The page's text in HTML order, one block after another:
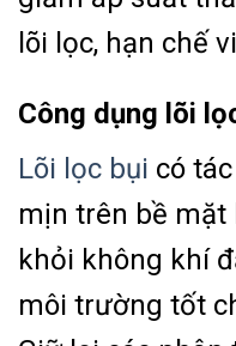
lõi lọc, hạn chế
Công dụng lõi
Lõi lọc bụi có
mịn trên bề mặt
khỏi không khí
môi trường tốt